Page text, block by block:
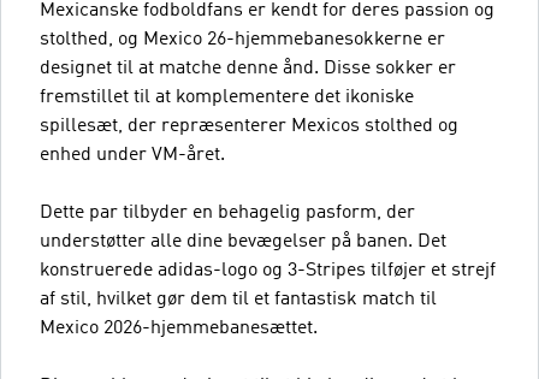
Mexicanske fodboldfans er kendt for deres passion og
stolthed, og Mexico 26-hjemmebanesokkerne er
designet til at matche denne ånd. Disse sokker er
fremstillet til at komplementere det ikoniske
spillesæt, der repræsenterer Mexicos stolthed og
enhed under VM-året.
Dette par tilbyder en behagelig pasform, der
understøtter alle dine bevægelser på banen. Det
konstruerede adidas-logo og 3-Stripes tilføjer et strejf
af stil, hvilket gør dem til et fantastisk match til
Mexico 2026-hjemmebanesættet.